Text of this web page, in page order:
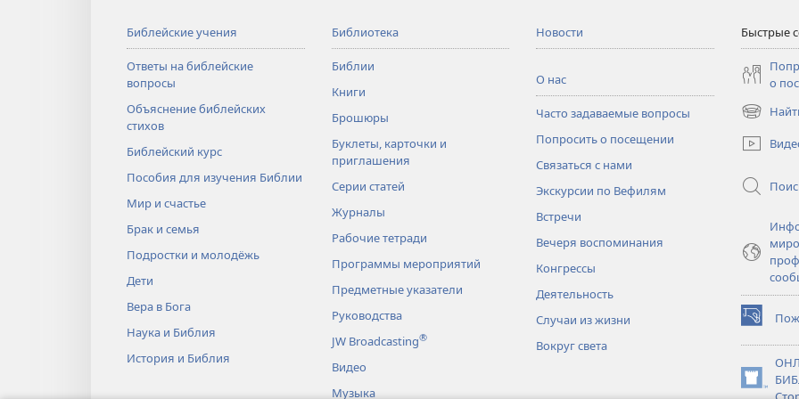
Библейские учения
Ответы на библейские
вопросы
Объяснение библейских
стихов
Библейский курс
Пособия для изучения Библии
Мир и счастье
Брак и семья
Подростки и молодёжь
Дети
Вера в Бога
Наука и Библия
История и Библия
Библиотека
Библии
Книги
Брошюры
Буклеты, карточки и
приглашения
Серии статей
Журналы
Рабочие тетради
Программы мероприятий
Предметные указатели
Руководства
JW Broadcasting®
Видео
Музыка
Новости
О нас
Часто задаваемые вопросы
Попросить о посещении
Связаться с нами
Экскурсии по Вефилям
Встречи
Вечеря воспоминания
Конгрессы
Деятельность
Случаи из жизни
Вокруг света
Быстрые
о
в
новом
в
новом
окне)